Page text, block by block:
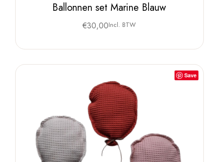
Ballonnen set Marine Blauw
€30,00Incl. BTW
Save